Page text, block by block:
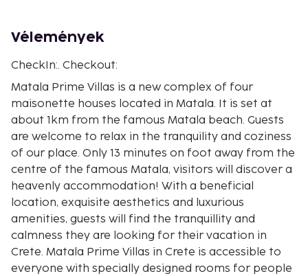
Vélemények
CheckIn:. Checkout:
Matala Prime Villas is a new complex of four
maisonette houses located in Matala. It is set at
about 1km from the famous Matala beach. Guests
are welcome to relax in the tranquility and coziness
of our place. Only 13 minutes on foot away from the
centre of the famous Matala, visitors will discover a
heavenly accommodation! With a beneficial
location, exquisite aesthetics and luxurious
amenities, guests will find the tranquillity and
calmness they are looking for their vacation in
Crete. Matala Prime Villas in Crete is accessible to
everyone with specially designed rooms for people